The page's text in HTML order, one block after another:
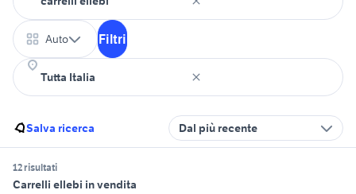
Auto Filtri
Salva ricerca Dal più recente
12 risultati
Carrelli ellebi in vendita